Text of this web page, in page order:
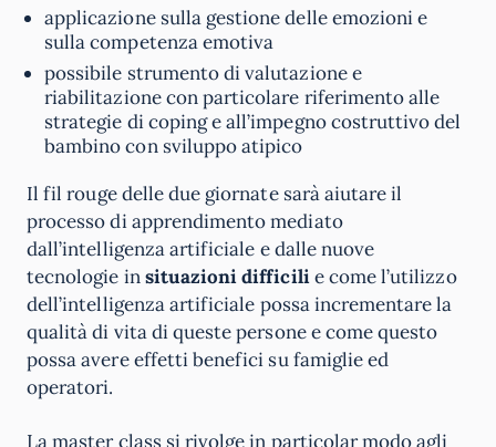
applicazione sulla gestione delle emozioni e
sulla competenza emotiva
possibile strumento di valutazione e
riabilitazione con particolare riferimento alle
strategie di coping e all’impegno costruttivo del
bambino con sviluppo atipico
Il fil rouge delle due giornate sarà aiutare il
processo di apprendimento mediato
dall’intelligenza artificiale e dalle nuove
tecnologie insituazioni difficilie come l’utilizzo
dell’intelligenza artificiale possa incrementare la
qualità di vita di queste persone e come questo
possa avere effetti benefici su famiglie ed
operatori.
La master class si rivolge in particolar modo agli